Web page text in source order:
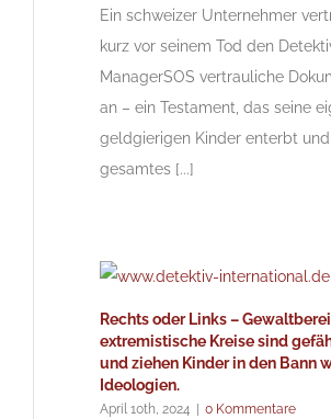
Ein schweizer Unternehmer
kurz vor seinem Tod den
ManagerSOS vertrauliche
an – ein Testament, das seine
geldgierigen Kinder enterbt
gesamtes [...]
Rechts oder Links –
extremistische Kreise sind
und ziehen Kinder in den Bann
Ideologien.
April 10th, 2024 | 0 Kommentare